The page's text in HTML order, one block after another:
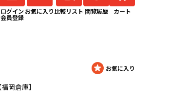
ログイン
会員登録
お気に入り 比較リスト 閲覧履歴 カート
岡倉庫】